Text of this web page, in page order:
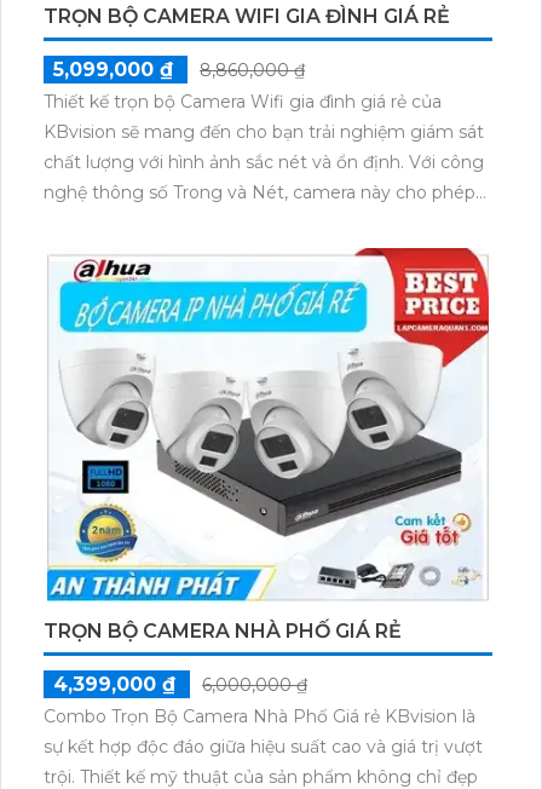
TRỌN BỘ CAMERA WIFI GIA ĐÌNH GIÁ RẺ
5,099,000 ₫
8,860,000 ₫
Thiết kế trọn bộ Camera Wifi gia đình giá rẻ của
KBvision sẽ mang đến cho bạn trải nghiệm giám sát
chất lượng với hình ảnh sắc nét và ổn định. Với công
nghệ thông số Trong và Nét, camera này cho phép
2
TRỌN BỘ CAMERA NHÀ PHỐ GIÁ RẺ
4,399,000 ₫
6,000,000 ₫
Combo Trọn Bộ Camera Nhà Phố Giá rẻ KBvision là
sự kết hợp độc đáo giữa hiệu suất cao và giá trị vượt
trội. Thiết kế mỹ thuật của sản phẩm không chỉ đẹp